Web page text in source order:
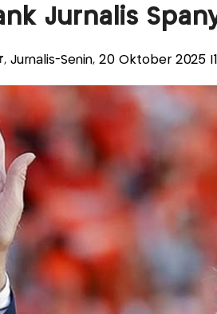
Jurnalis
, Jurnalis-Senin, 20 Oktober 2025